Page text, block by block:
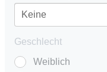
Geschlecht
Weiblich